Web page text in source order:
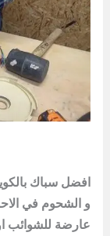
افضل سباك
و الشحوم في
عارضة للشوائب